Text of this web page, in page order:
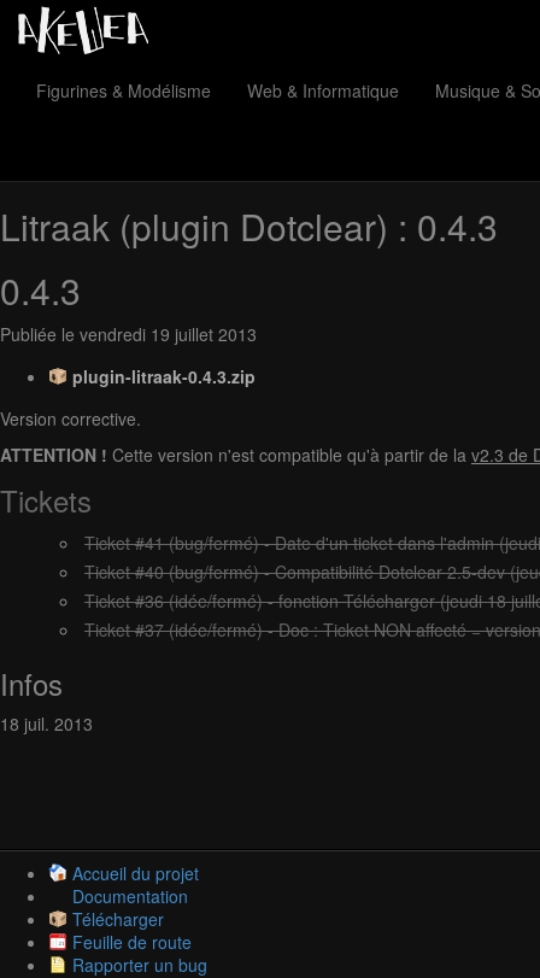
Figurines & Modélisme Web & Informatique Musique &
Litraak (plugin Dotclear) : 0.4.3
0.4.3
Publiée le vendredi 19 juillet 2013
plugin-litraak-0.4.3.zip
Version corrective.
ATTENTION ! Cette version n'est compatible qu'à partir de la v2.3 de
Tickets
Ticket #41(bug/fermé) - Date d'un ticket dans l'admin
Ticket #40(bug/fermé) - Compatibilité Dotclear 2.5-dev
Ticket #36(idée/fermé) - fonction Télécharger (jeudi 18
Ticket #37(idée/fermé) - Doc : Ticket NON affecté =
Infos
18 juil. 2013
Accueil du projet
Documentation
Télécharger
Feuille de route
Rapporter un bug